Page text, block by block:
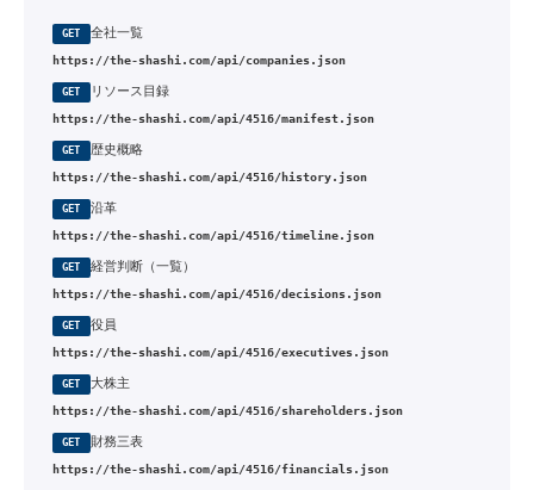
GET 全社一覧
https://the-shashi.com/api/companies.json
GET リソース目録
https://the-shashi.com/api/4516/manifest.json
GET 歴史概略
https://the-shashi.com/api/4516/history.json
GET 沿革
https://the-shashi.com/api/4516/timeline.json
GET 経営判断（一覧）
https://the-shashi.com/api/4516/decisions.json
GET 役員
https://the-shashi.com/api/4516/executives.json
GET 大株主
https://the-shashi.com/api/4516/shareholders.json
GET 財務三表
https://the-shashi.com/api/4516/financials.json